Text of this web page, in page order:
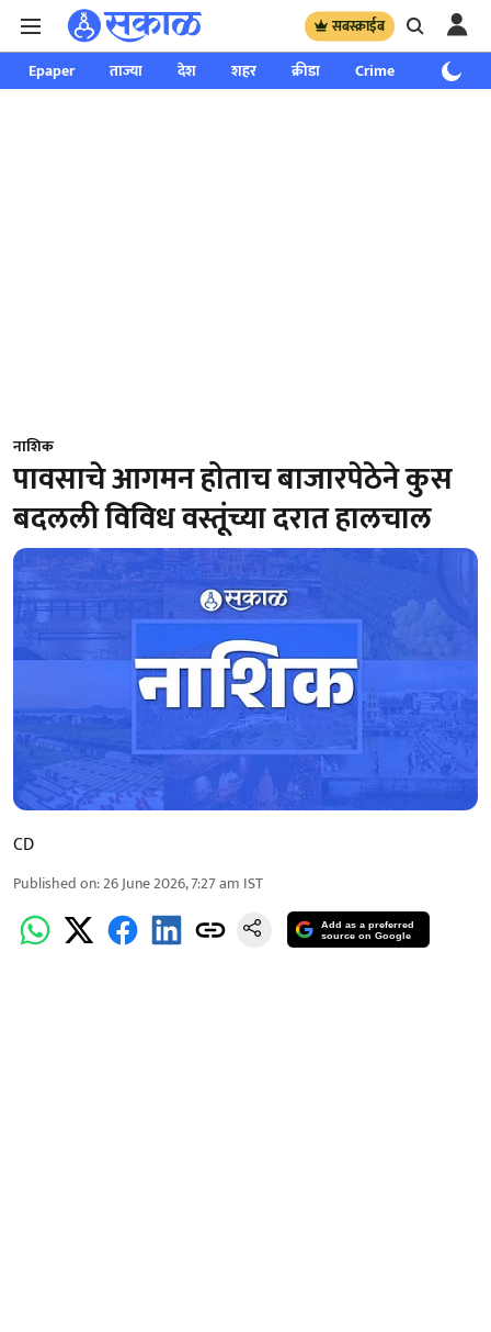
सबस्क्राईब
Epaper ताज्या देश शहर क्रीडा Crime साप्ताहिक
नाशिक
पावसाचे आगमन होताच बाजारपेठेने कुस
बदलली विविध वस्तूंच्या दरात हालचाल
CD
Published on:26 June 2026, 7:27 am IST
Add as a preferred
source on Google